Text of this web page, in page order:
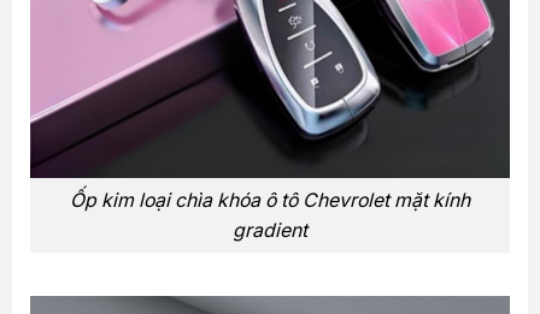
Ốp kim loại chìa khóa ô tô Chevrolet mặt kính
gradient